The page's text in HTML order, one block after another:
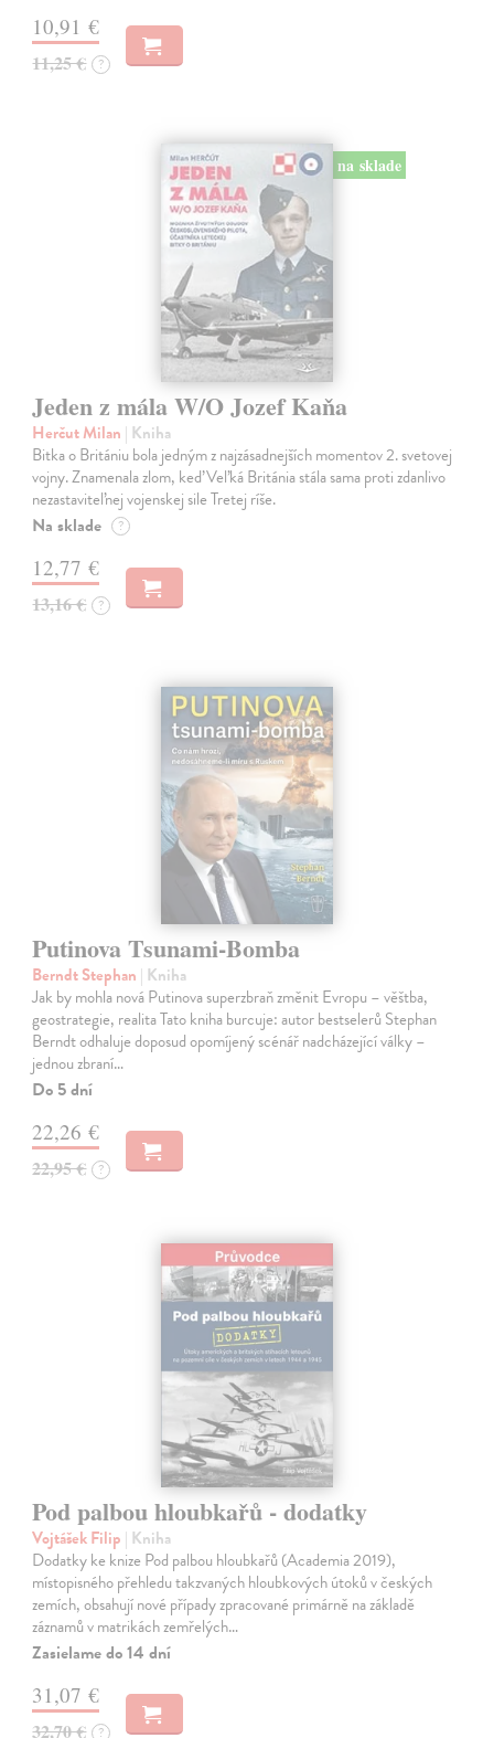
10,91 €
11,25 € ?
na sklade
Jeden z mála W/O Jozef Kaňa
Herčut Milan | Kniha
Bitka o Britániu bola jedným z najzásadnejších momentov 2. svetovej
vojny. Znamenala zlom, keď Veľká Británia stála sama proti zdanlivo
nezastaviteľnej vojenskej sile Tretej ríše.
Na sklade ?
12,77 €
13,16 € ?
Putinova Tsunami-Bomba
Berndt Stephan | Kniha
Jak by mohla nová Putinova superzbraň změnit Evropu – věštba,
geostrategie, realita Tato kniha burcuje: autor bestselerů Stephan
Berndt odhaluje doposud opomíjený scénář nadcházející války –
jednou zbraní…
Do 5 dní
22,26 €
22,95 € ?
Pod palbou hloubkařů - dodatky
Vojtášek Filip | Kniha
Dodatky ke knize Pod palbou hloubkařů (Academia 2019),
místopisného přehledu takzvaných hloubkových útoků v českých
zemích, obsahují nové případy zpracované primárně na základě
záznamů v matrikách zemřelých…
Zasielame do 14 dní
31,07 €
32,70 € ?